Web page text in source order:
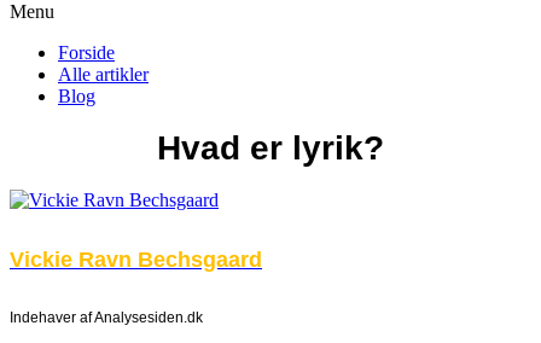
Menu
Forside
Alle artikler
Blog
Hvad er lyrik?
Vickie Ravn Bechsgaard
Indehaver af Analysesiden.dk